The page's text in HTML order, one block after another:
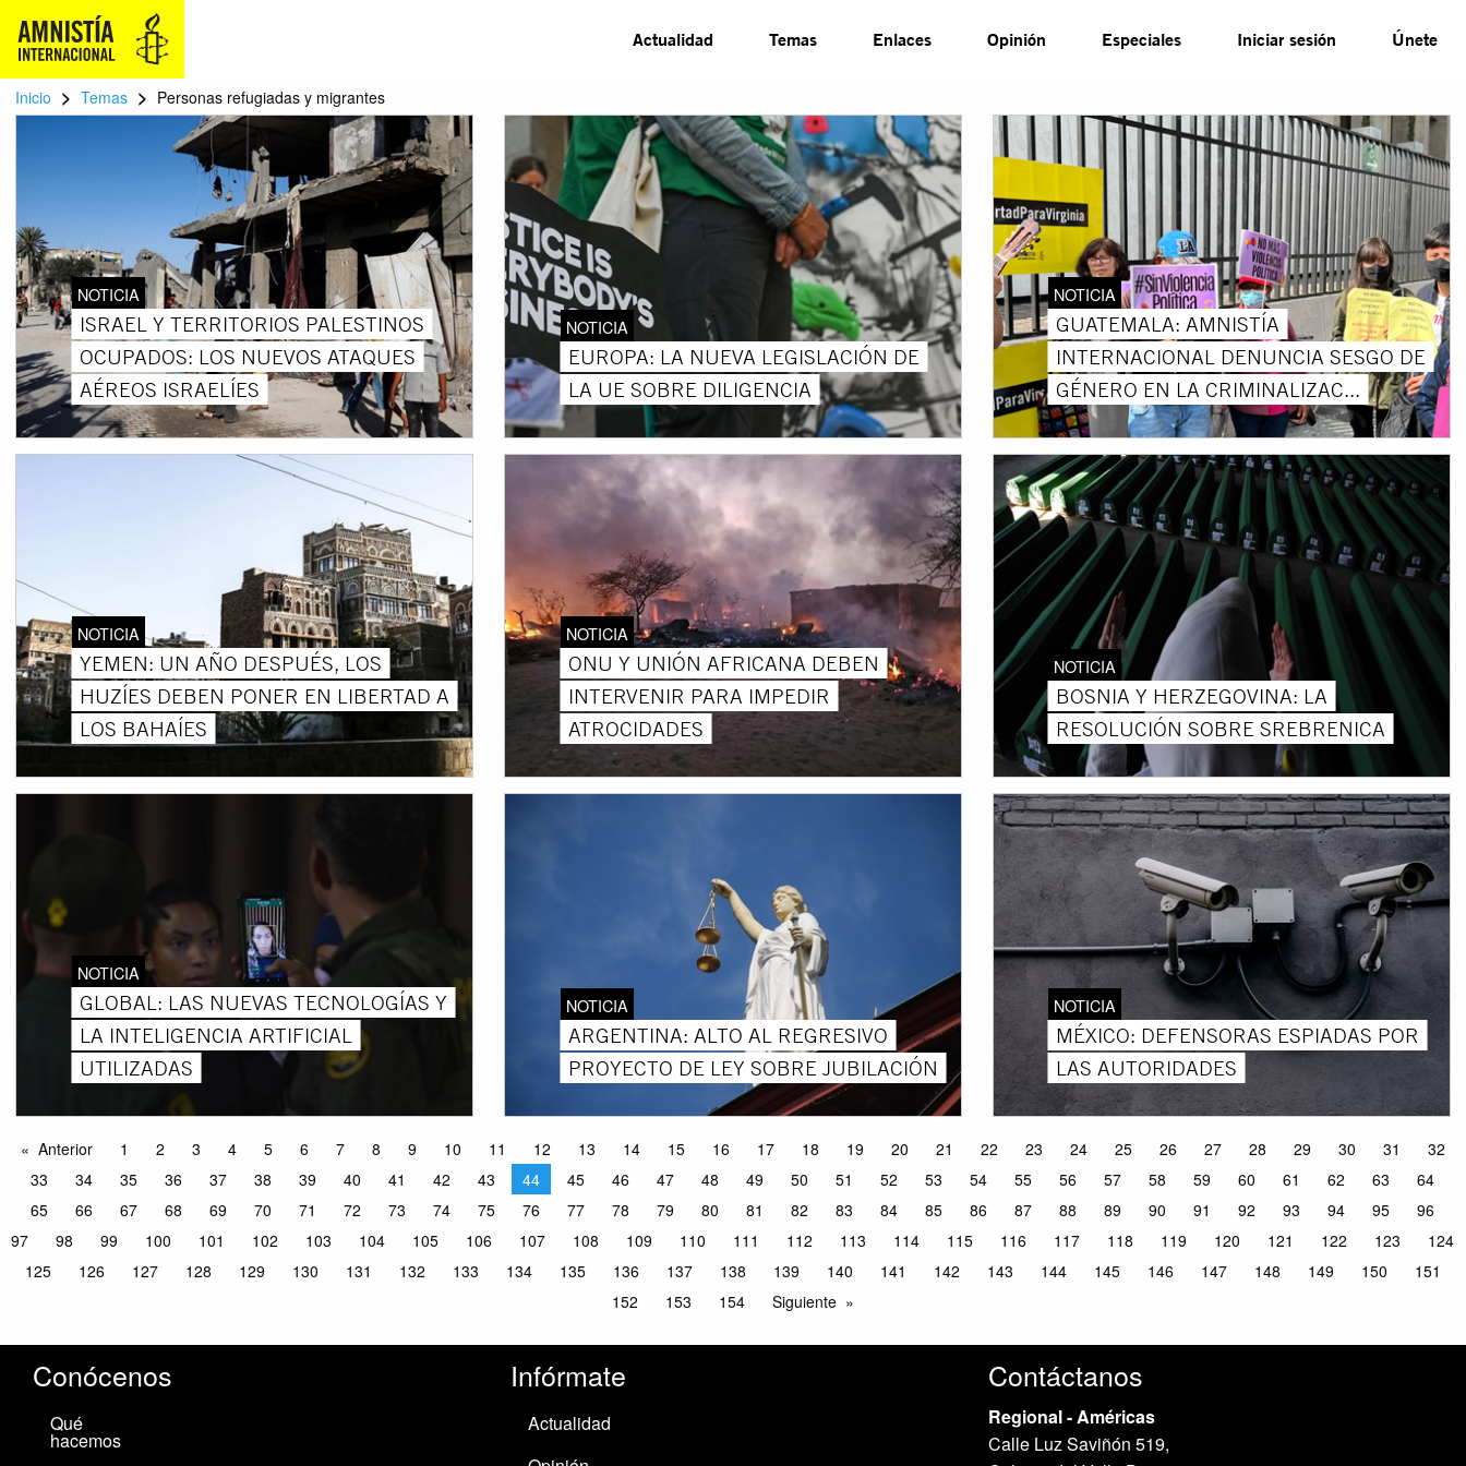
Actualidad Temas Enlaces Opinión Especiales Iniciar sesión Únete
Inicio > Temas > Personas refugiadas y migrantes
NOTICIA
ISRAEL Y TERRITORIOS PALESTINOS
OCUPADOS: LOS NUEVOS ATAQUES
AÉREOS ISRAELÍES
NOTICIA
EUROPA: LA NUEVA LEGISLACIÓN DE
LA UE SOBRE DILIGENCIA
NOTICIA
GUATEMALA: AMNISTÍA
INTERNACIONAL DENUNCIA SESGO DE
GÉNERO EN LA CRIMINALIZAC...
NOTICIA
YEMEN: UN AÑO DESPUÉS, LOS
HUZÍES DEBEN PONER EN LIBERTAD A
LOS BAHAÍES
NOTICIA
ONU Y UNIÓN AFRICANA DEBEN
INTERVENIR PARA IMPEDIR
ATROCIDADES
NOTICIA
BOSNIA Y HERZEGOVINA: LA
RESOLUCIÓN SOBRE SREBRENICA
NOTICIA
GLOBAL: LAS NUEVAS TECNOLOGÍAS Y
LA INTELIGENCIA ARTIFICIAL
UTILIZADAS
NOTICIA
ARGENTINA: ALTO AL REGRESIVO
PROYECTO DE LEY SOBRE JUBILACIÓN
NOTICIA
MÉXICO: DEFENSORAS ESPIADAS POR
LAS AUTORIDADES
Anterior 1 2 3 4 5 6 7 8 9 10 11 12 13 14 15 16 17 18 19 20 21 22 23 24 25 26 27 28 29 30 31
32
33
34 35 36 37 38 39 40 41 42 43 44 45 46 47 48 49 50 51 52 53 54 55 56 57 58 59 60 61 62 63
64
65
66 67 68 69 70 71 72 73 74 75 76 77 78 79 80 81 82 83 84 85 86 87 88 89 90 91 92 93 94 95
96
97
98 99 100 101 102 103 104 105 106 107 108 109 110 111 112 113 114 115 116 117 118 119 120 121 122 123
124
125
126 127 128 129 130 131 132 133 134 135 136 137 138 139 140 141 142 143 144 145 146 147 148 149 150
151
152
153 154 Siguiente
Conócenos
Qué
hacemos
Infórmate
Actualidad
Contáctanos
Regional - Américas
Calle Luz Saviñón 519,